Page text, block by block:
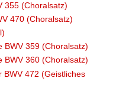
355 (Choralsatz)
470 (Choralsatz)
BWV 359 (Choralsatz)
BWV 360 (Choralsatz)
BWV 472 (Geistliches